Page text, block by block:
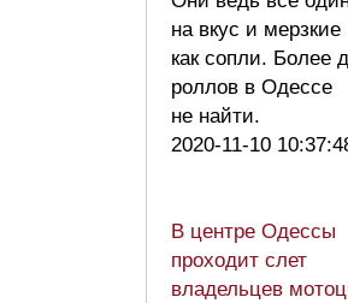
на вкус и мерзкие
как сопли. Более
роллов в Одессе
не найти.
2020-11-10
В центре Одессы
проходит слет
владельцев